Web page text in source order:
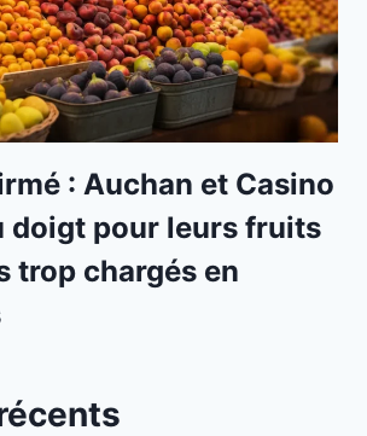
: Auchan et Casino
doigt pour leurs fruits
trop chargés en